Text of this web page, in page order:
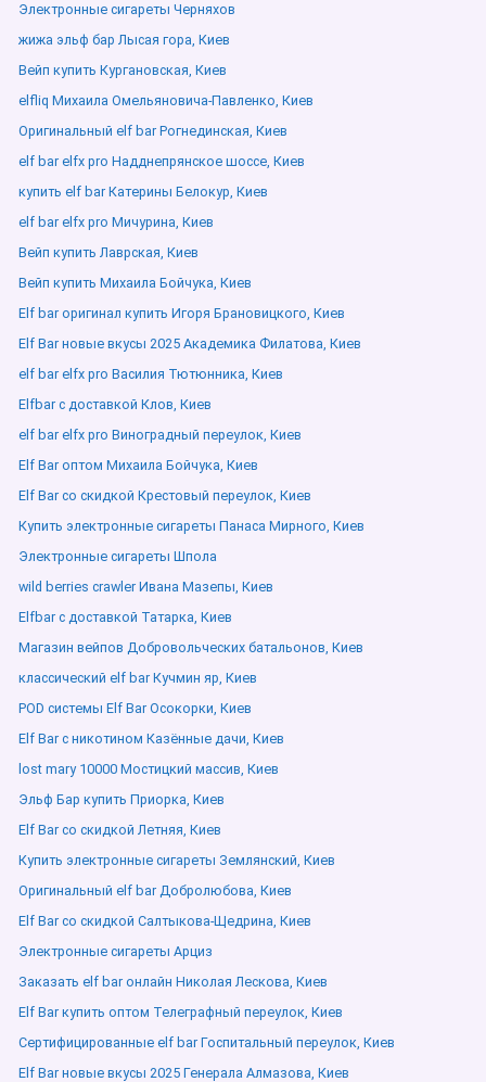
Электронные сигареты Черняхов
жижа эльф бар Лысая гора, Киев
Вейп купить Кургановская, Киев
elfliq Михаила Омельяновича-Павленко, Киев
Оригинальный elf bar Рогнединская, Киев
elf bar elfx pro Надднепрянское шоссе, Киев
купить elf bar Катерины Белокур, Киев
elf bar elfx pro Мичурина, Киев
Вейп купить Лаврская, Киев
Вейп купить Михаила Бойчука, Киев
Elf bar оригинал купить Игоря Брановицкого, Киев
Elf Bar новые вкусы 2025 Академика Филатова, Киев
elf bar elfx pro Василия Тютюнника, Киев
Elfbar с доставкой Клов, Киев
elf bar elfx pro Виноградный переулок, Киев
Elf Bar оптом Михаила Бойчука, Киев
Elf Bar со скидкой Крестовый переулок, Киев
Купить электронные сигареты Панаса Мирного, Киев
Электронные сигареты Шпола
wild berries crawler Ивана Мазепы, Киев
Elfbar с доставкой Татарка, Киев
Магазин вейпов Добровольческих батальонов, Киев
классический elf bar Кучмин яр, Киев
POD системы Elf Bar Осокорки, Киев
Elf Bar с никотином Казённые дачи, Киев
lost mary 10000 Мостицкий массив, Киев
Эльф Бар купить Приорка, Киев
Elf Bar со скидкой Летняя, Киев
Купить электронные сигареты Землянский, Киев
Оригинальный elf bar Добролюбова, Киев
Elf Bar со скидкой Салтыкова-Щедрина, Киев
Электронные сигареты Арциз
Заказать elf bar онлайн Николая Лескова, Киев
Elf Bar купить оптом Телеграфный переулок, Киев
Сертифицированные elf bar Госпитальный переулок, Киев
Elf Bar новые вкусы 2025 Генерала Алмазова, Киев